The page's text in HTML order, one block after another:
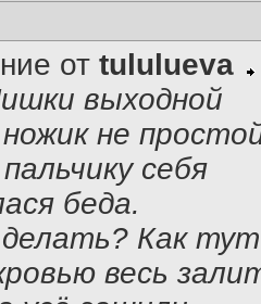
от tululueva
выходной
не
себя
беда.
Как
весь